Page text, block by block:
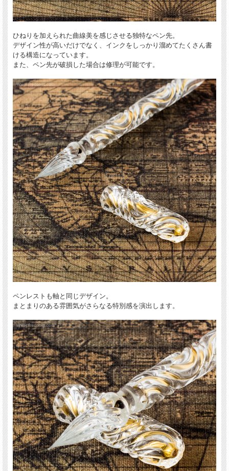
ひねりを加えられた曲線美を感じさせる独特なペン先。
デザイン性が高いだけでなく、インクをしっかり溜めてたくさん書
ける構造になっています。
また、ペン先が破損した場合は修理が可能です。
ペンレストも軸と同じデザイン。
まとまりのある雰囲気がさらなる特別感を演出します。